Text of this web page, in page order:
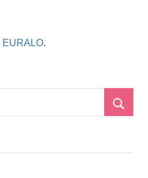
EURALO.